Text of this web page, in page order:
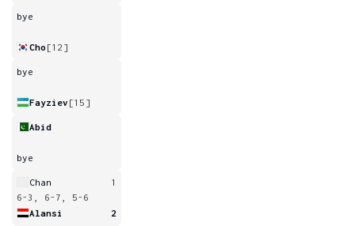
bye
Cho [12]
bye
Fayziev [15]
Abid
bye
Chan
1
6-3, 6-7, 5-6
Alansi
2